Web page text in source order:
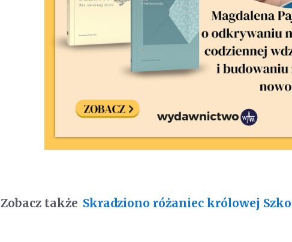
Zobacz także Skradziono różaniec królowej